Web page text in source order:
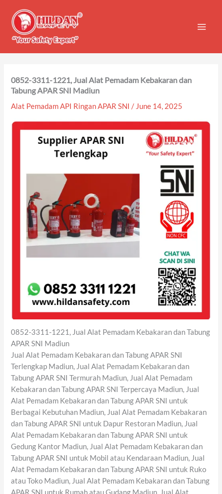
content
0852-3311-1221, Jual Alat Pemadam Kebakaran dan
Tabung APAR SNI Madiun
Alat Pemadam API Ringan APAR SNI / June 14, 2025
0852-3311-1221, Jual Alat Pemadam Kebakaran dan Tabung
APAR SNI Madiun
Jual Alat Pemadam Kebakaran dan Tabung APAR SNI
Terlengkap Madiun, Jual Alat Pemadam Kebakaran dan
Tabung APAR SNI Termurah Madiun, Jual Alat Pemadam
Kebakaran dan Tabung APAR SNI Terpercaya Madiun, Jual
Alat Pemadam Kebakaran dan Tabung APAR SNI untuk
Berbagai Kebutuhan Madiun, Jual Alat Pemadam Kebakaran
dan Tabung APAR SNI untuk Dapur Restoran Madiun, Jual
Alat Pemadam Kebakaran dan Tabung APAR SNI untuk
Gedung Kantor Madiun, Jual Alat Pemadam Kebakaran dan
Tabung APAR SNI untuk Mobil atau Kendaraan Madiun, Jual
Alat Pemadam Kebakaran dan Tabung APAR SNI untuk Ruko
atau Toko Madiun, Jual Alat Pemadam Kebakaran dan Tabung